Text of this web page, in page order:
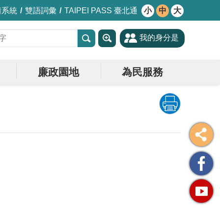
統 雙語詞彙 TAIPEI PASS 臺北通 小 中 大
我的身分是
廉政園地 為民服務